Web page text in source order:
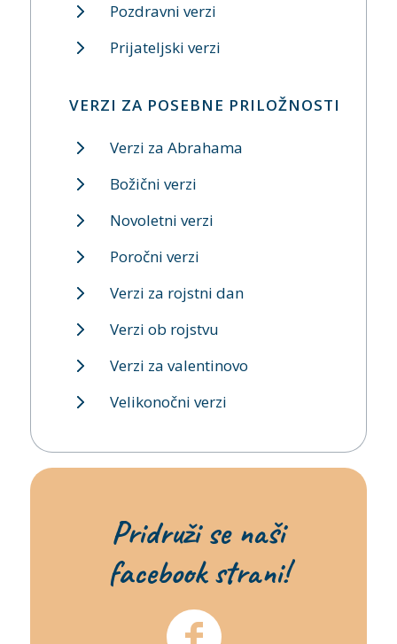
Pozdravni verzi
Prijateljski verzi
VERZI ZA POSEBNE PRILOŽNOSTI
Verzi za Abrahama
Božični verzi
Novoletni verzi
Poročni verzi
Verzi za rojstni dan
Verzi ob rojstvu
Verzi za valentinovo
Velikonočni verzi
Pridruži se naši
facebook strani!